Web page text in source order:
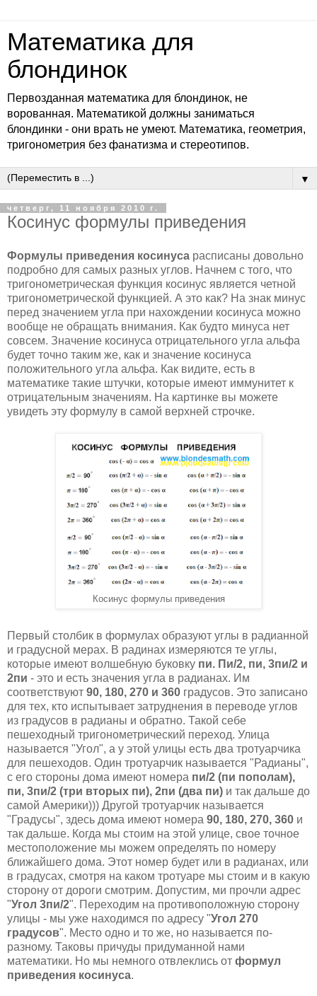
Математика для
блондинок
Первозданная математика для блондинок, не
ворованная. Математикой должны заниматься
блондинки - они врать не умеют. Математика, геометрия,
тригонометрия без фанатизма и стереотипов.
▼
четверг, 11 ноября 2010 г.
Косинус формулы приведения
Формулы приведения косинуса расписаны довольно
подробно для самых разных углов. Начнем с того, что
тригонометрическая функция косинус является четной
тригонометрической функцией. А это как? На знак минус
перед значением угла при нахождении косинуса можно
вообще не обращать внимания. Как будто минуса нет
совсем. Значение косинуса отрицательного угла альфа
будет точно таким же, как и значение косинуса
положительного угла альфа. Как видите, есть в
математике такие штучки, которые имеют иммунитет к
отрицательным значениям. На картинке вы можете
увидеть эту формулу в самой верхней строчке.
Косинус формулы приведения
Первый столбик в формулах образуют углы в радианной
и градусной мерах. В радинах измеряются те углы,
которые имеют волшебную буковку пи. Пи/2, пи, 3пи/2 и
2пи - это и есть значения угла в радианах. Им
соответствуют 90, 180, 270 и 360 градусов. Это записано
для тех, кто испытывает затруднения в переводе углов
из градусов в радианы и обратно. Такой себе
пешеходный тригонометрический переход. Улица
называется "Угол", а у этой улицы есть два тротуарчика
для пешеходов. Один тротуарчик называется "Радианы",
с его стороны дома имеют номера пи/2 (пи пополам),
пи, 3пи/2 (три вторых пи), 2пи (два пи) и так дальше до
самой Америки))) Другой тротуарчик называется
"Градусы", здесь дома имеют номера 90, 180, 270, 360 и
так дальше. Когда мы стоим на этой улице, свое точное
местоположение мы можем определять по номеру
ближайшего дома. Этот номер будет или в радианах, или
в градусах, смотря на каком тротуаре мы стоим и в какую
сторону от дороги смотрим. Допустим, ми прочли адрес
"Угол 3пи/2". Переходим на противоположную сторону
улицы - мы уже находимся по адресу "Угол 270
градусов". Место одно и то же, но называется по-
разному. Таковы причуды придуманной нами
математики. Но мы немного отвлеклись от формул
приведения косинуса.